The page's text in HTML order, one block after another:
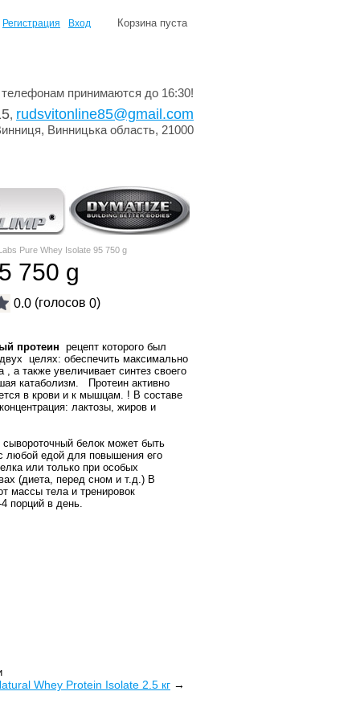
Корзина пуста
Регистрация Вход
принимаются до 16:30!
, rudsvitonline85@gmail.com
Винницька область, 21000
Pure Whey Isolate 95 750 g
750 g
0.0 (голосов 0)
протеин рецепт которого был
целях: обеспечить максимально
, а также увеличивает синтез своего
катаболизм. Протеин активно
в крови и к мышцам. ! В составе
лактозы, жиров и
сывороточный белок может быть
любой едой для повышения его
или только при особых
(диета, перед сном и т.д.) В
массы тела и тренировок
порций в день.
Whey Protein Isolate 2.5 кг →